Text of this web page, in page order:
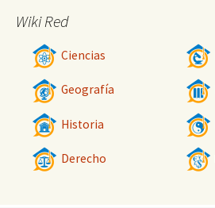
Wiki Red
Ciencias
Geografía
Historia
Derecho